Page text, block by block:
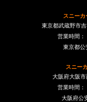
スニー
東京都武蔵野市吉
営業時間：
東京都公
スニー
大阪府大阪市
営業時間
大阪府公